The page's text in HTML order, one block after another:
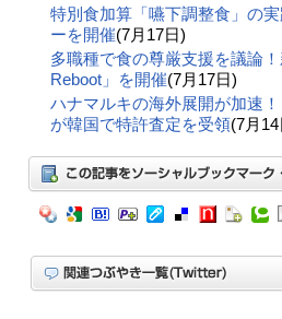
特別食加算「嚥下調整食」の
ーを開催(7月17日)
多職種で食の尊厳支援を議論
Reboot」を開催(7月17日)
ハナマルキの海外展開が加速！
が韓国で特許査定を受領(7月14